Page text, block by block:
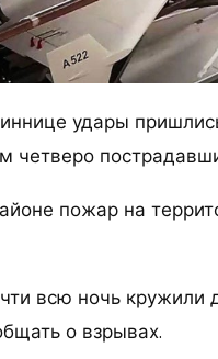
удары
четверо
пожар на
всю ночь
о взрывах.